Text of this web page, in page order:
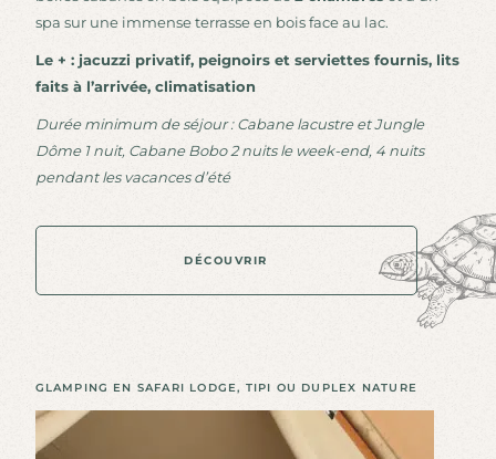
spa sur une immense terrasse en bois face au lac.
Le + : jacuzzi privatif, peignoirs et serviettes fournis, lits
faits à l’arrivée, climatisation
Durée minimum de séjour : Cabane lacustre et Jungle
Dôme 1 nuit, Cabane Bobo 2 nuits le week-end, 4 nuits
pendant les vacances d’été
DÉCOUVRIR
GLAMPING EN SAFARI LODGE, TIPI OU DUPLEX NATURE